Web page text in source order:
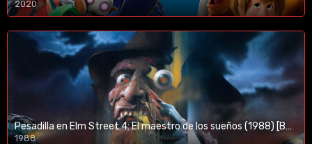
2020
1080p/720p
Pesadilla en Elm Street 4: El maestro de los sueños (1988) [BR-RIP] [HD-1080p]
1988